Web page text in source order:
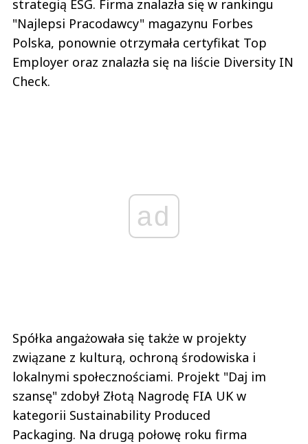
strategią ESG. Firma znalazła się w rankingu
"Najlepsi Pracodawcy" magazynu Forbes
Polska, ponownie otrzymała certyfikat Top
Employer oraz znalazła się na liście Diversity IN
Check.
ad
Spółka angażowała się także w projekty
związane z kulturą, ochroną środowiska i
lokalnymi społecznościami. Projekt "Daj im
szansę" zdobył Złotą Nagrodę FIA UK w
kategorii Sustainability Produced
Packaging. Na drugą połowę roku firma